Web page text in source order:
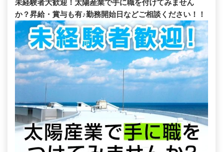
未経験者大歓迎！太陽産業で手に職を付けてみません
か？昇給・賞与も有♪勤務開始日などご相談ください！！